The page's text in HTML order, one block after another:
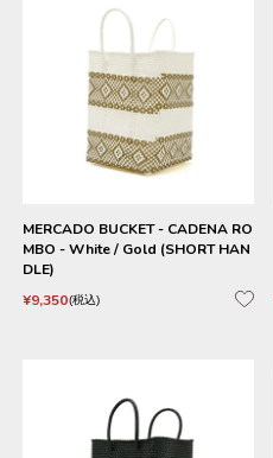
MERCADO BUCKET - CADENA RO
MBO - White / Gold (SHORT HAN
DLE)
¥9,350 税込